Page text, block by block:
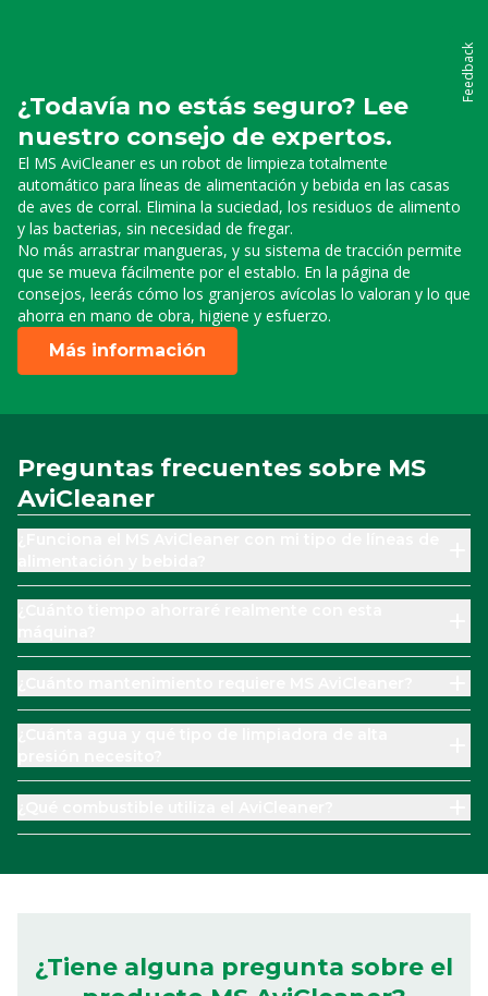
¿Todavía no estás seguro? Lee
nuestro consejo de expertos.
El MS AviCleaner es un robot de limpieza totalmente
automático para líneas de alimentación y bebida en las casas
de aves de corral. Elimina la suciedad, los residuos de alimento
y las bacterias, sin necesidad de fregar.
No más arrastrar mangueras, y su sistema de tracción permite
que se mueva fácilmente por el establo. En la página de
consejos, leerás cómo los granjeros avícolas lo valoran y lo que
ahorra en mano de obra, higiene y esfuerzo.
Más información
Preguntas frecuentes sobre MS
AviCleaner
¿Tiene alguna pregunta sobre el
Feedback